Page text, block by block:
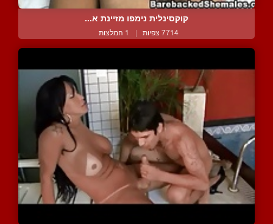
קוקסינלית נימפו מזיינת א...
7714 צפיות | 1 המלצות